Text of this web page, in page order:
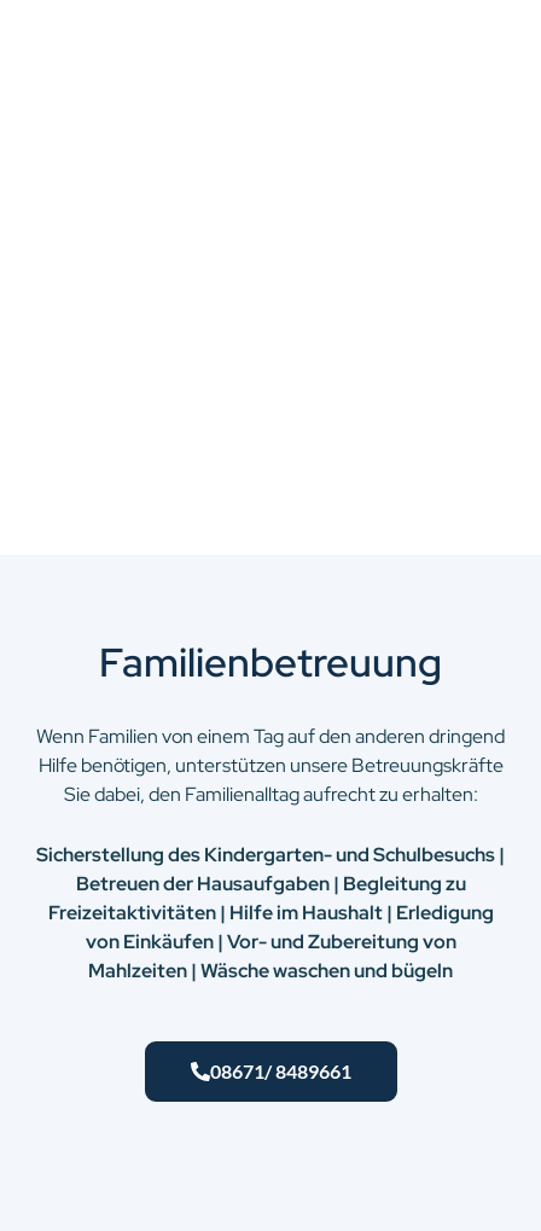
Familienbetreuung
Wenn Familien von einem Tag auf den anderen dringend
Hilfe benötigen, unterstützen unsere Betreuungskräfte
Sie dabei, den Familienalltag aufrecht zu erhalten:
Sicherstellung des Kindergarten- und Schulbesuchs |
Betreuen der Hausaufgaben | Begleitung zu
Freizeitaktivitäten | Hilfe im Haushalt | Erledigung
von Einkäufen | Vor- und Zubereitung von
Mahlzeiten | Wäsche waschen und bügeln
08671/ 8489661